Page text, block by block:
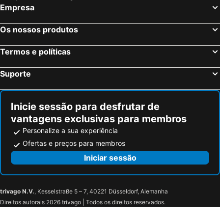
Berlim, Berlim Hotéis
Hamburgo, Hamburgo Hotéis
Dresden, Saxónia Hotéis
Empresa
Os nossos produtos
Termos e políticas
Suporte
Inicie sessão para desfrutar de
vantagens exclusivas para membros
Personalize a sua experiência
Ofertas e preços para membros
Iniciar sessão
trivago N.V., Kesselstraße 5 – 7, 40221 Düsseldorf, Alemanha
Direitos autorais 2026 trivago | Todos os direitos reservados.